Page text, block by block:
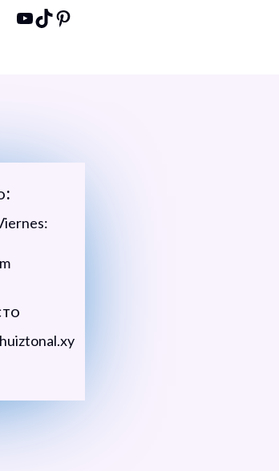
YouTube
TikTok
Pinterest